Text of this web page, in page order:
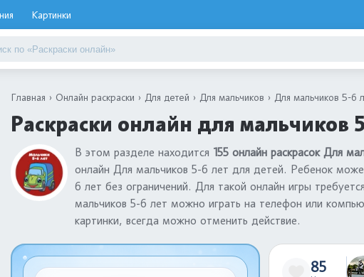
Картинки
Главная Онлайн раскраски Для детей Для мальчиков Для мальчиков 5-6
Раскраски онлайн для мальчиков
В этом разделе находится 155 онлайн раскрасок Для
онлайн Для мальчиков 5-6 лет для детей. Ребенок
6 лет без ограничений. Для такой онлайн игры
мальчиков 5-6 лет можно играть на телефон или
картинки, всегда можно отменить действие.
85